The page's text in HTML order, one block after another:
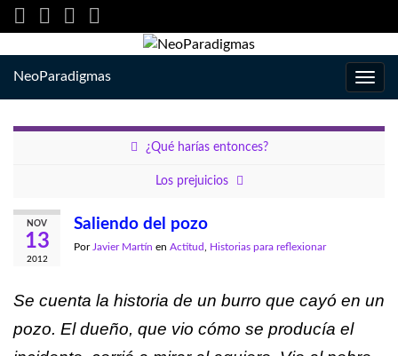
la
NeoParadigmas
¿Qué harías entonces?
Los prejuicios
NOV
13
2012
Saliendo del pozo
Por Javier Martín en Actitud Historias para reflexionar
Se cuenta la historia de un burro que cayó en un
pozo. El dueño, que vio cómo se producía el